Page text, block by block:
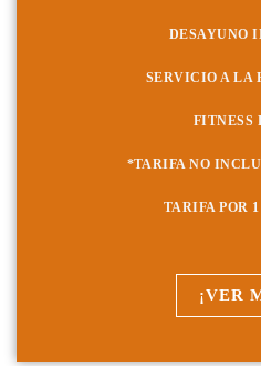
DESAYUNO
SERVICIO A LA
FITNESS
*TARIFA NO
TARIFA POR
¡VER